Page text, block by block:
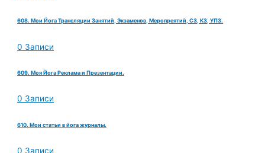
608. Мои Йога Трансляции Занятий, Экзаменов, Меропреятий, СЗ, КЗ, УПЗ.
0 Записи
609. Моя Йога Реклама и Презентации.
0 Записи
610. Мои статьи в йога журналы.
0 Записи